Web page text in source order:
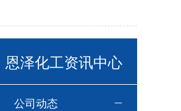
恩泽化工资讯中心
公司动态